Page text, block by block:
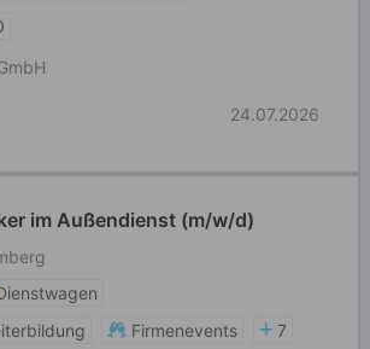
24.07.2026
im Außendienst (m/w/d)
Firmenevents
7